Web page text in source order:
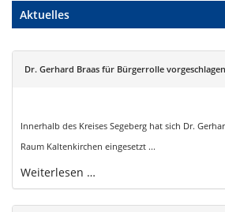
Aktuelles
Dr. Gerhard Braas für Bürgerrolle vorgeschlagen
Innerhalb des Kreises Segeberg hat sich Dr.
Raum Kaltenkirchen eingesetzt ...
Weiterlesen …